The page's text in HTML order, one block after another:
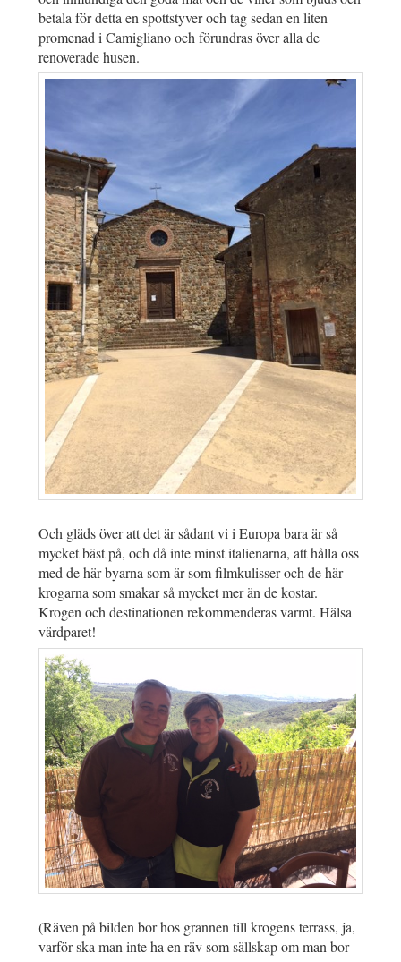
betala för detta en spottstyver och tag sedan en liten
promenad i Camigliano och förundras över alla de
renoverade husen.
Och gläds över att det är sådant vi i Europa bara är så
mycket bäst på, och då inte minst italienarna, att hålla oss
med de här byarna som är som filmkulisser och de här
krogarna som smakar så mycket mer än de kostar.
Krogen och destinationen rekommenderas varmt. Hälsa
värdparet!
(Räven på bilden bor hos grannen till krogens terrass, ja,
varför ska man inte ha en räv som sällskap om man bor